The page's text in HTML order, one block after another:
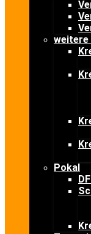
weitere
Pokal